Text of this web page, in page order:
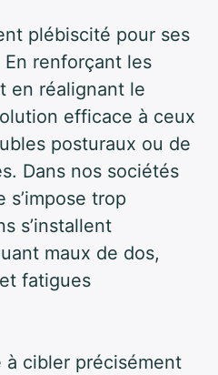
plébiscité pour ses
renforçant les
en réalignant le
efficace à ceux
posturaux ou de
Dans nos sociétés
s’impose trop
s’installent
maux de dos,
fatigues
à cibler précisément